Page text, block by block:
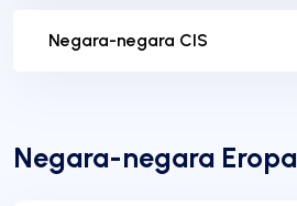
Negara-negara CIS
Negara-negara Eropa